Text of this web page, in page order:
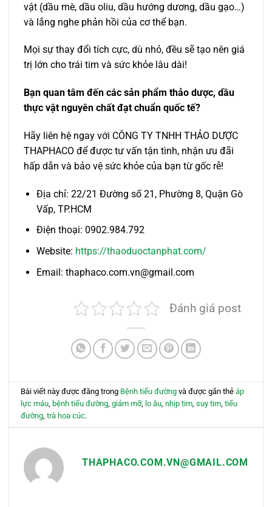
vật (dầu mè, dầu oliu, dầu hướng dương, dầu gạo…)
và lắng nghe phản hồi của cơ thể bạn.
Mọi sự thay đổi tích cực, dù nhỏ, đều sẽ tạo nên giá
trị lớn cho trái tim và sức khỏe lâu dài!
Bạn quan tâm đến các sản phẩm thảo dược, dầu
thực vật nguyên chất đạt chuẩn quốc tế?
Hãy liên hệ ngay với CÔNG TY TNHH THẢO DƯỢC
THAPHACO để được tư vấn tận tình, nhận ưu đãi
hấp dẫn và bảo vệ sức khỏe của bạn từ gốc rễ!
Địa chỉ: 22/21 Đường số 21, Phường 8, Quận Gò
Vấp, TP.HCM
Điện thoại: 0902.984.792
Website: https://thaoduoctanphat.com/
Email: thaphaco.com.vn@gmail.com
Đánh giá post
Bài viết này được đăng trong Bệnh tiểu đường và được gắn thẻáp
lực máu, bệnh tiểu đường,giảm mỡ, lo âu,nhịp tim,suy tim,tiểu
đường,trà hoa cúc.
THAPHACO.COM.VN@GMAIL.COM